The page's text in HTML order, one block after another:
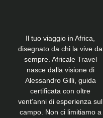
Il tuo viaggio in Africa,
disegnato da chi la vive da
sempre. Africale Travel
nasce dalla visione di
Alessandro Gilli, guida
certificata con oltre
vent’anni di esperienza sul
campo. Non ci limitiamo a